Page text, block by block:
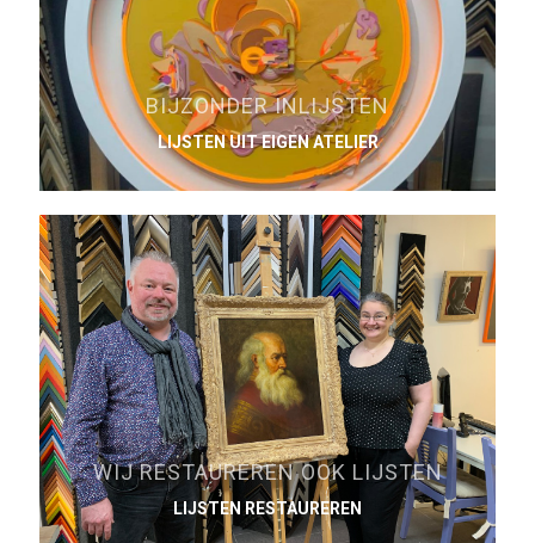
BIJZONDER INLIJSTEN
LIJSTEN UIT EIGEN ATELIER
WIJ RESTAUREREN OOK LIJSTEN
LIJSTEN RESTAUREREN